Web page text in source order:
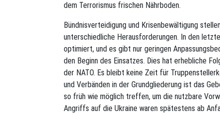
dem Terrorismus frischen Nährboden.
Bündnisverteidigung und Krisenbewältigung
unterschiedliche Herausforderungen. In den
optimiert, und es gibt nur geringen
den Beginn des Einsatzes. Dies hat erhebliche
der NATO. Es bleibt keine Zeit für
und Verbänden in der Grundgliederung ist das
so früh wie möglich treffen, um die nutzbare
Angriffs auf die Ukraine waren spätestens ab